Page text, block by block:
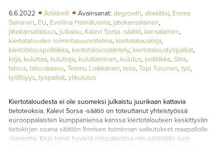
6.6.2022 Artikkelit Avainsanat: degrowth, direktiivi, Emma
Sairanen, EU, Eveliina Heinäluoma, jätekansalainen,
jätekansalaisuus, julkaisu, Kalevi Sorsa -säätiö, kansalainen,
kiertotalouden toimintasuunnitelma, kiertotalouskirja,
kiertotalouspolitiikka, kiertotaloussääntely, kiertotaloustyöpaikat,
kirja, kuluttaa, kuluttaja, kuluttaminen, kulutus, politiikka, Sitra,
talous, talouskasvu, Teemu Loikkanen, teos, Topi Turunen, työ,
työllisyys, työpaikat, ylikulutus
Kiertotaloudesta ei ole suomeksi julkaistu juurikaan kattavia
tietoteoksia. Kalevi Sorsa -säätiö on toteuttanut yhteistyössä
eurooppalaisten kumppaniensa kanssa kiertotalouteen keskittyvän
tietokirjan osana säätiön Ihmisen toiminnan vaikutukset maapallolle
-hanketta. Kirja toimii hyvänä infopakettina niin päättäjille kuin